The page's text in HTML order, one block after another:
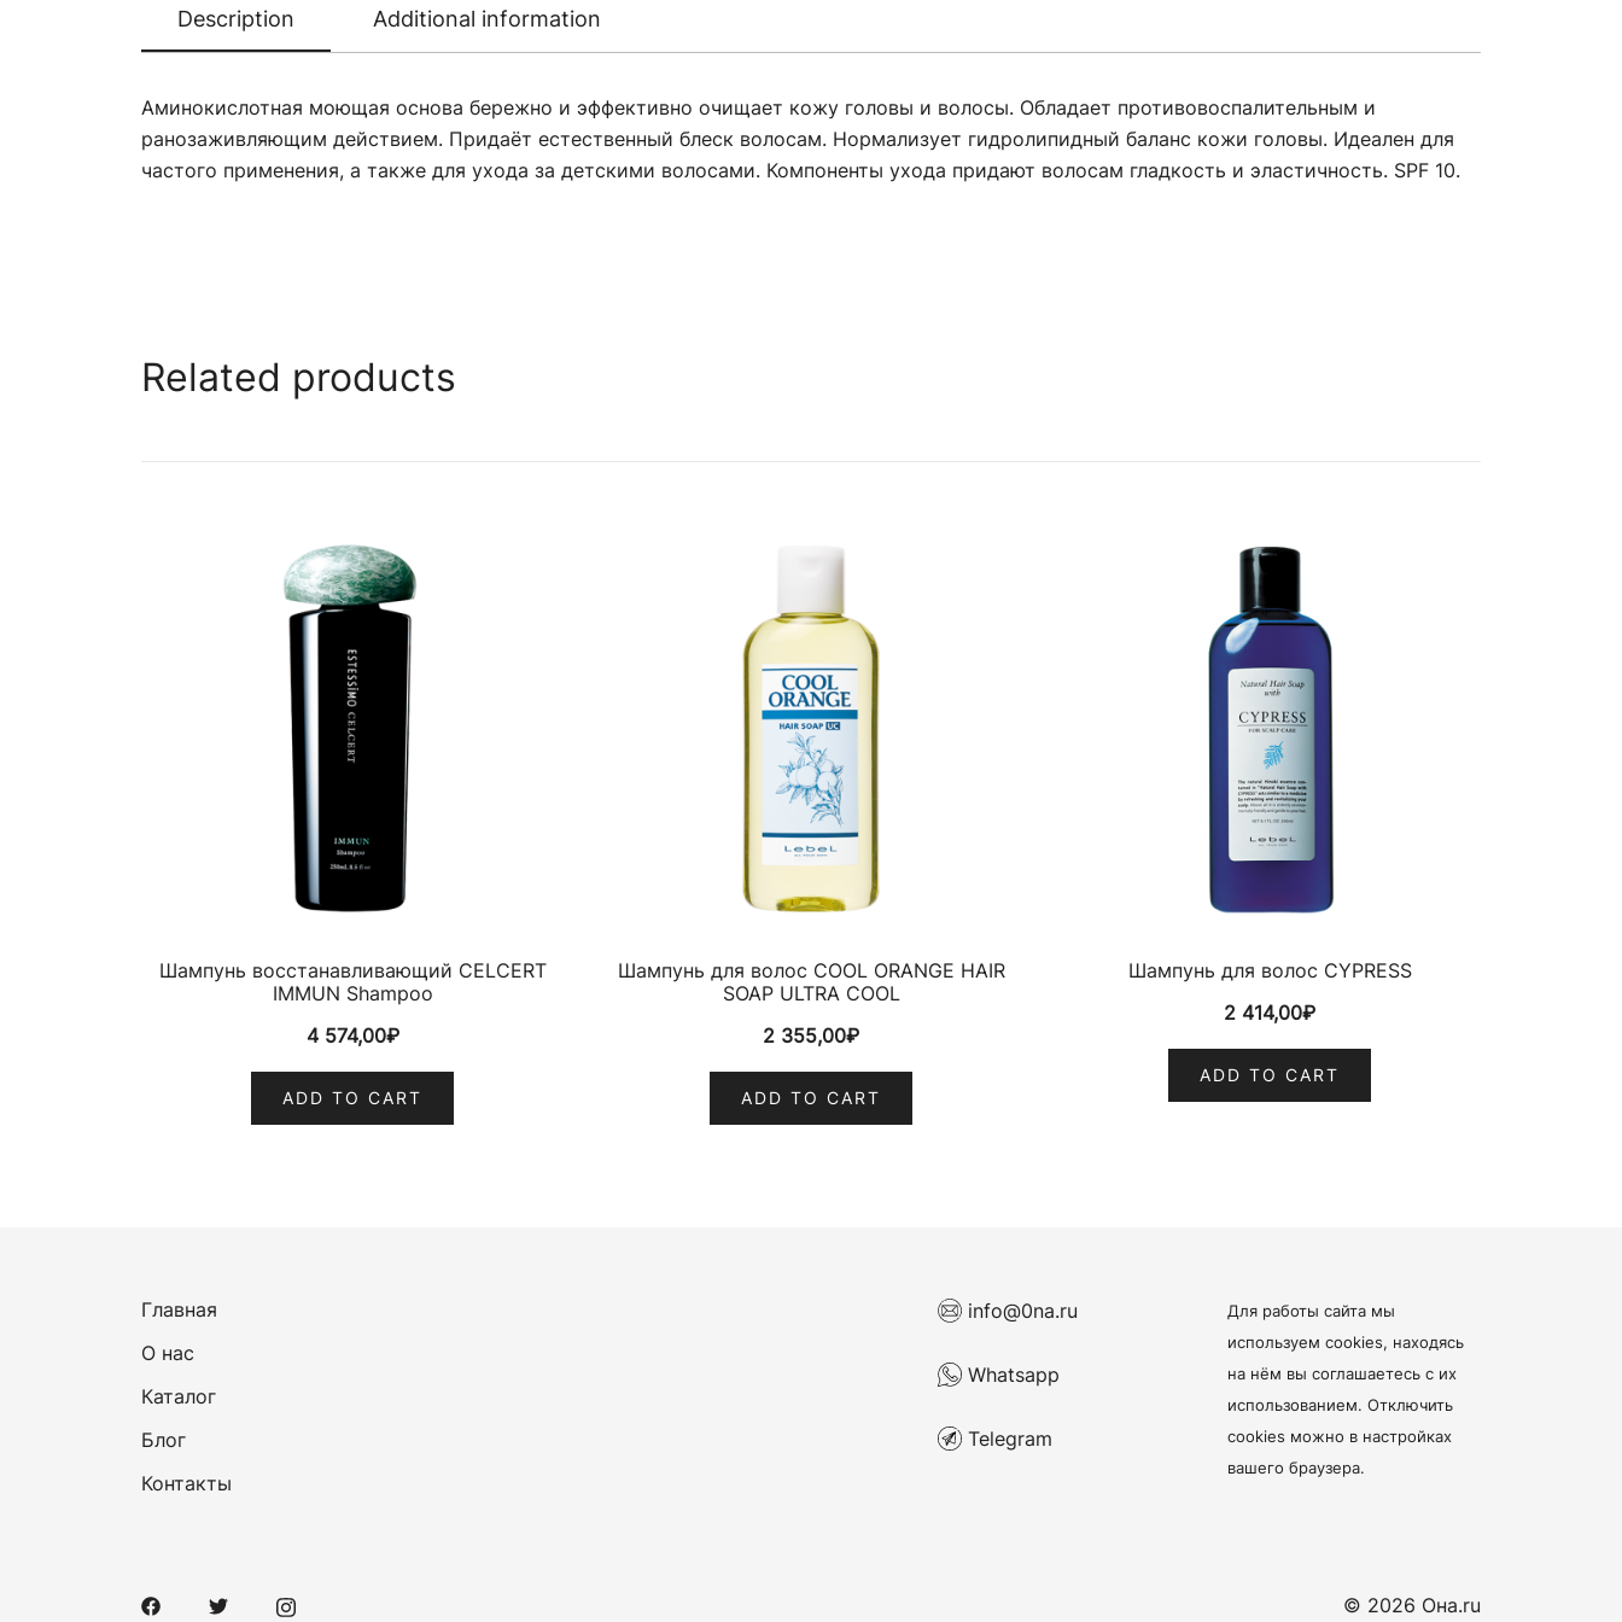
Description Additional information
Аминокислотная моющая основа бережно и эффективно очищает кожу головы и волосы. Обладает противовоспалительным и
ранозаживляющим действием. Придаёт естественный блеск волосам. Нормализует гидролипидный баланс кожи головы. Идеален для
частого применения, а также для ухода за детскими волосами. Компоненты ухода придают волосам гладкость и эластичность. SPF 10.
Related products
Шампунь восстанавливающий CELCERT
IMMUN Shampoo
4 574,00₽
ADD TO CART
Шампунь для волос COOL ORANGE HAIR
SOAP ULTRA COOL
2 355,00₽
ADD TO CART
Шампунь для волос CYPRESS
2 414,00₽
ADD TO CART
Главная
О нас
Каталог
Блог
Контакты
info@0na.ru
Whatsapp
Telegram
Для работы сайта мы
используем cookies, находясь
на нём вы соглашаетесь с их
использованием. Отключить
cookies можно в настройках
вашего браузера.
© 2026 Она.ru